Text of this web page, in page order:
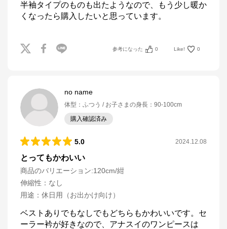
半袖タイプのものも出たようなので、もう少し暖か
くなったら購入したいと思っています。
参考になった 0 Like! 0
no name
体型 ： ふつう お子さまの身長 ： 90-100cm
購入確認済み
5.0 2024.12.08
とってもかわいい
商品のバリエーション:120cm/紺
伸縮性 ： なし
用途 ： 休日用（お出かけ向け）
ベストありでもなしでもどちらもかわいいです。セ
ーラー衿が好きなので、アナスイのワンピースは